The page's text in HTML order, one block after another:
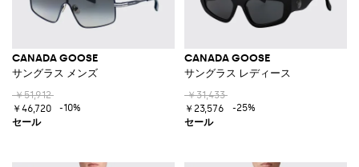
CANADA GOOSE
サングラス メンズ
￥51,912
￥46,720
-10%
CANADA GOOSE
サングラス レディース
￥31,433
￥23,576
-25%